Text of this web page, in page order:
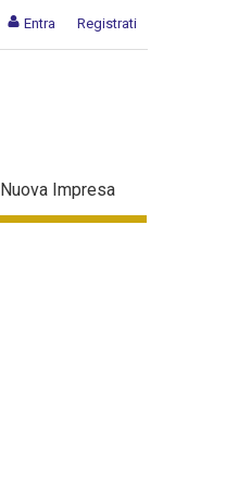
Entra Registrati
Nuova Impresa